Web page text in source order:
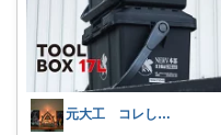
元大工 コレしないでね❌